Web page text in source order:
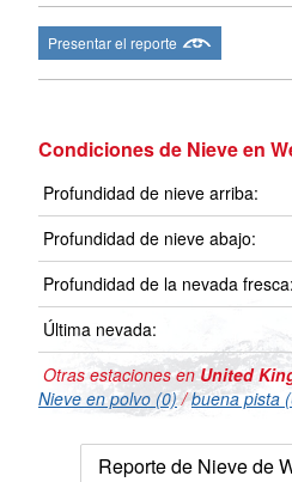
Presentar el reporte
Condiciones de Nieve en
Profundidad de nieve arriba:
Profundidad de nieve abajo:
Profundidad de la nevada fresca:
Última nevada:
Otras estaciones enUnited
Nieve en polvo (0)/buena pista
Reporte de Nieve de